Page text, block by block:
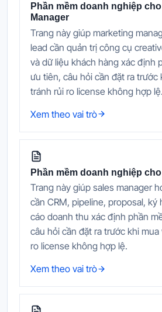
Phần mềm doanh nghiệp
Manager
Trang này giúp marketing
lead cần quản trị công cụ
và dữ liệu khách hàng xác định
ưu tiên, câu hỏi cần đặt ra trước
tránh rủi ro license không hợp lệ.
Xem theo vai trò
Phần mềm doanh nghiệp
Trang này giúp sales manager
cần CRM, pipeline, proposal, ký
cáo doanh thu xác định phần
câu hỏi cần đặt ra trước khi
ro license không hợp lệ.
Xem theo vai trò